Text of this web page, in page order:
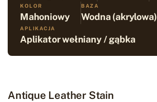
KOLOR
Mahoniowy
BAZA
Wodna (akrylowa)
APLIKACJA
Aplikator wełniany / gąbka
Antique Leather Stain